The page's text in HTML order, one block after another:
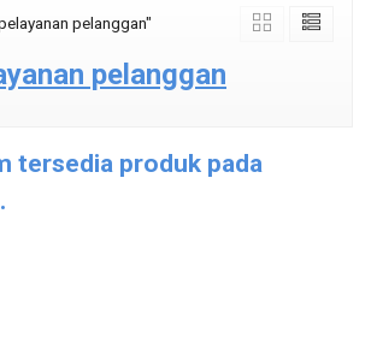
pelanggan"
pelanggan
tersedia produk pada